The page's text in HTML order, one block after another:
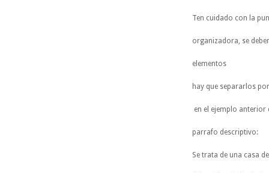
Ten cuidado con la
organizadora, se
elementos
hay que separarlos
en el ejemplo
parrafo descriptivo:
Se trata de una casa